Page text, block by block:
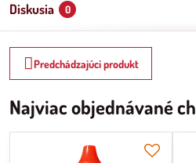
Diskusia 0
Predchádzajúci produkt
Najviac objednávané